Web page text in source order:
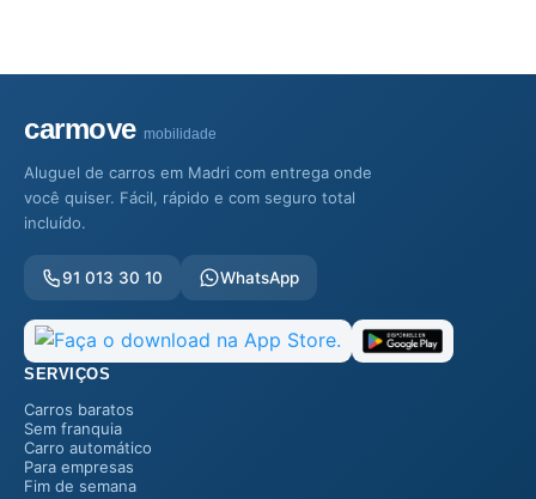
carmove mobilidade
Aluguel de carros em Madri com entrega onde
você quiser. Fácil, rápido e com seguro total
incluído.
91 013 30 10 WhatsApp
SERVIÇOS
Carros baratos
Sem franquia
Carro automático
Para empresas
Fim de semana